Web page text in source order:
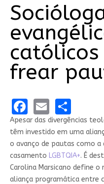
católicos
frear
Facebook
EmailShare
Apesar das divergências
têm investido em uma
o avanço de pautas como
casamento LGBTQIA+. É
Carolina Marsicano define o
aliança programática entre